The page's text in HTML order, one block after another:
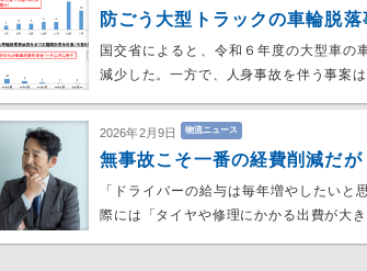
防ごう大型トラックの車輪脱
国交省によると、令和６年度の大型車の
減少した。一方で、人身事故を伴う事案
2026年2月9日 物流ニュース
無事故こそ一番の経費削減だ
「ドライバーの給与は毎年増やしたい
際には「タイヤや修理にかかる出費が大